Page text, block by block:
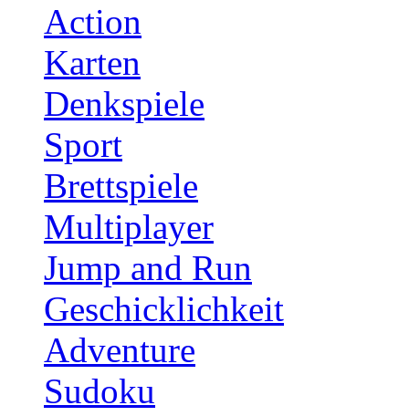
Action
Karten
Denkspiele
Sport
Brettspiele
Multiplayer
Jump and Run
Geschicklichkeit
Adventure
Sudoku